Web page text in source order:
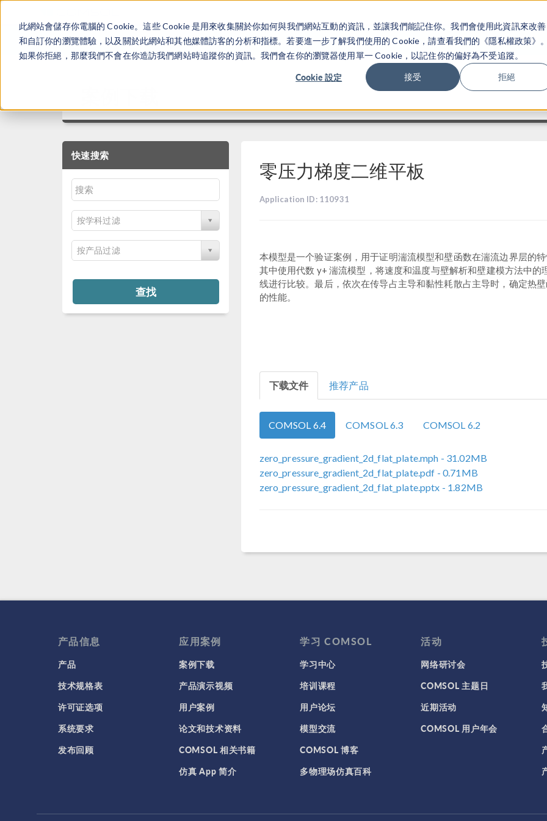
此網站會儲存你電腦的 Cookie。這些 Cookie 是用來收集關於你如何與我們網站互動的資訊，並讓我們能記住你。我們會使用此資訊來改善
和自訂你的瀏覽體驗，以及關於此網站和其他媒體訪客的分析和指標。若要進一步了解我們使用的 Cookie，請查看我們的《隱私權政策》
如果你拒絕，那麼我們不會在你造訪我們網站時追蹤你的資訊。我們會在你的瀏覽器使用單一 Cookie，以記住你的偏好為不受追蹤。
Cookie 設定 接受 拒絕
产品 行业应用
快速搜索
按学科过滤
按产品过滤
查找
零压力梯度二维平板
Application ID: 110931
本模型是一个验证案例，用于证明湍流模型和壁函数在湍流边界层的
其中使用代数 y+ 湍流模型，将速度和温度与壁解析和壁建模方法中的
线进行比较。最后，依次在传导占主导和黏性耗散占主导时，确定热
的性能。
下载文件 推荐产品
COMSOL 6.4 COMSOL 6.3 COMSOL 6.2
zero_pressure_gradient_2d_flat_plate.mph - 31.02MB
zero_pressure_gradient_2d_flat_plate.pdf - 0.71MB
zero_pressure_gradient_2d_flat_plate.pptx - 1.82MB
产品信息
产品
技术规格表
许可证选项
系统要求
发布回顾
应用案例
案例下载
产品演示视频
用户案例
论文和技术资料
COMSOL 相关书籍
仿真 App 简介
学习 COMSOL
学习中心
培训课程
用户论坛
模型交流
COMSOL 博客
多物理场仿真百科
活动
网络研讨会
COMSOL 主题日
近期活动
COMSOL 用户年会